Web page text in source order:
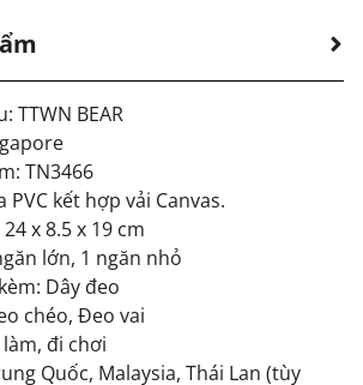
TTWN BEAR
TN3466
PVC kết hợp vải Canvas.
x 8.5 x 19 cm
lớn, 1 ngăn nhỏ
Dây đeo
chéo, Đeo vai
đi chơi
Quốc, Malaysia, Thái Lan (tùy